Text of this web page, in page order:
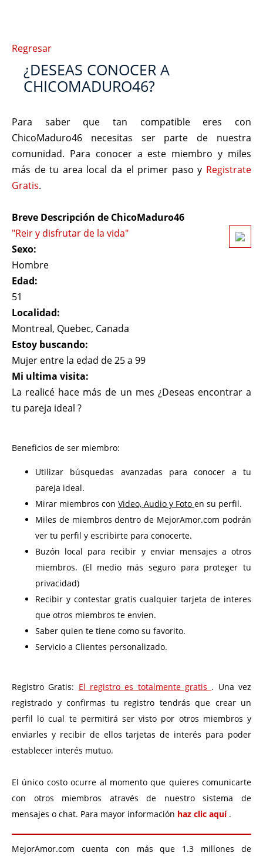
Regresar
¿DESEAS CONOCER A
CHICOMADURO46?
Para saber que tan compatible eres con
ChicoMaduro46 necesitas ser parte de nuestra
comunidad. Para conocer a este miembro y miles
más de tu area local da el primer paso y Registrate
Gratis.
Breve Descripción de ChicoMaduro46
"Reir y disfrutar de la vida"
Sexo:
Hombre
Edad:
51
Localidad:
Montreal, Quebec, Canada
Estoy buscando:
Mujer entre la edad de 25 a 99
Mi ultima visita:
La realicé hace más de un mes ¿Deseas encontrar a
tu pareja ideal ?
Beneficios de ser miembro:
Utilizar búsquedas avanzadas para conocer a tu
pareja ideal.
Mirar miembros con Video, Audio y Foto en su perfil.
Miles de miembros dentro de MejorAmor.com podrán
ver tu perfil y escribirte para conocerte.
Buzón local para recibir y enviar mensajes a otros
miembros. (El medio más seguro para proteger tu
privacidad)
Recibir y contestar gratis cualquier tarjeta de interes
que otros miembros te envien.
Saber quien te tiene como su favorito.
Servicio a Clientes personalizado.
Registro Gratis: El registro es totalmente gratis . Una vez
registrado y confirmas tu registro tendrás que crear un
perfil lo cual te permitirá ser visto por otros miembros y
enviarles y recibir de ellos tarjetas de interés para poder
establecer interés mutuo.
El único costo ocurre al momento que quieres comunicarte
con otros miembros através de nuestro sistema de
mensajes o chat. Para mayor información haz clic aquí .
MejorAmor.com cuenta con más que 1.3 millones de